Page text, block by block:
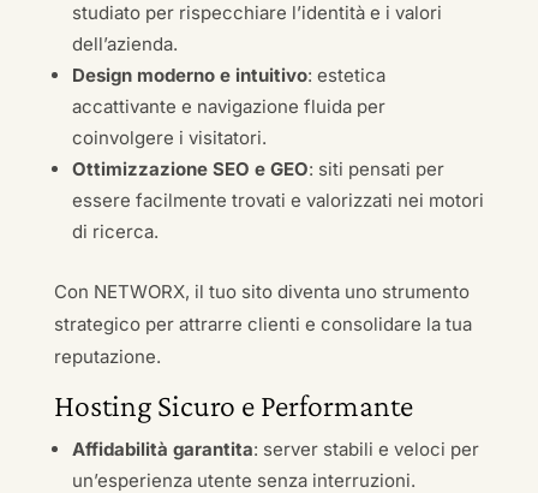
studiato per rispecchiare l’identità e i valori
dell’azienda.
Design moderno e intuitivo: estetica
accattivante e navigazione fluida per
coinvolgere i visitatori.
Ottimizzazione SEO e GEO: siti pensati per
essere facilmente trovati e valorizzati nei motori
di ricerca.
Con NETWORX, il tuo sito diventa uno strumento
strategico per attrarre clienti e consolidare la tua
reputazione.
Hosting Sicuro e Performante
Affidabilità garantita: server stabili e veloci per
un’esperienza utente senza interruzioni.